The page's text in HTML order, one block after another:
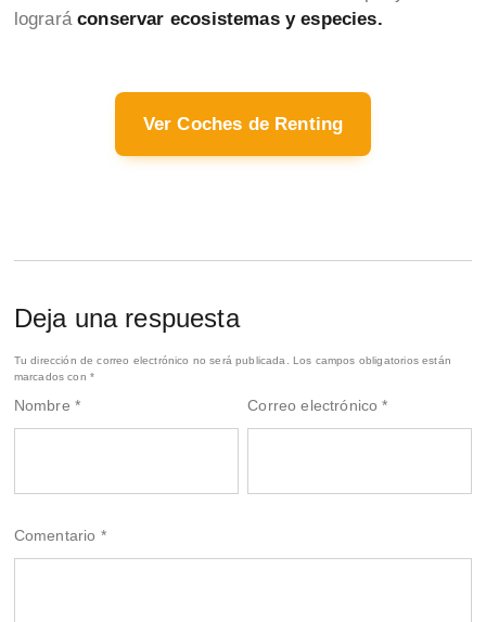
lograráconservar ecosistemas y especies.
Ver Coches de Renting
Deja una respuesta
Tu dirección de correo electrónico no será publicada.
Los campos obligatorios están
marcados con *
Nombre * Correo electrónico*
Comentario *